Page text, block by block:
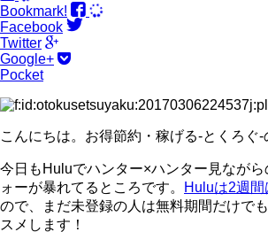
Bookmark!
Facebook
Twitter
Google+
Pocket
こんにちは。お得節約・稼げる-とくろぐ-
今日もHuluでハンター×ハンター見なが
ォーが暴れてるところです。
Huluは2週間
ので、まだ未登録の人は無料期間だけで
スメします！